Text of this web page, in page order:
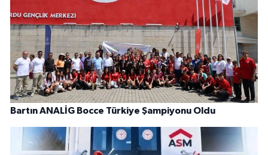
Bartın ANALİG Bocce Türkiye Şampiyonu Oldu